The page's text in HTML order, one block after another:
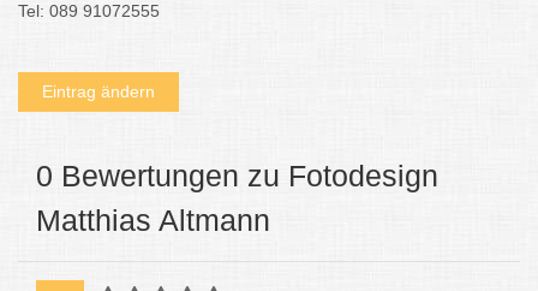
Tel: 089 91072555
Eintrag ändern
0 Bewertungen zu Fotodesign
Matthias Altmann